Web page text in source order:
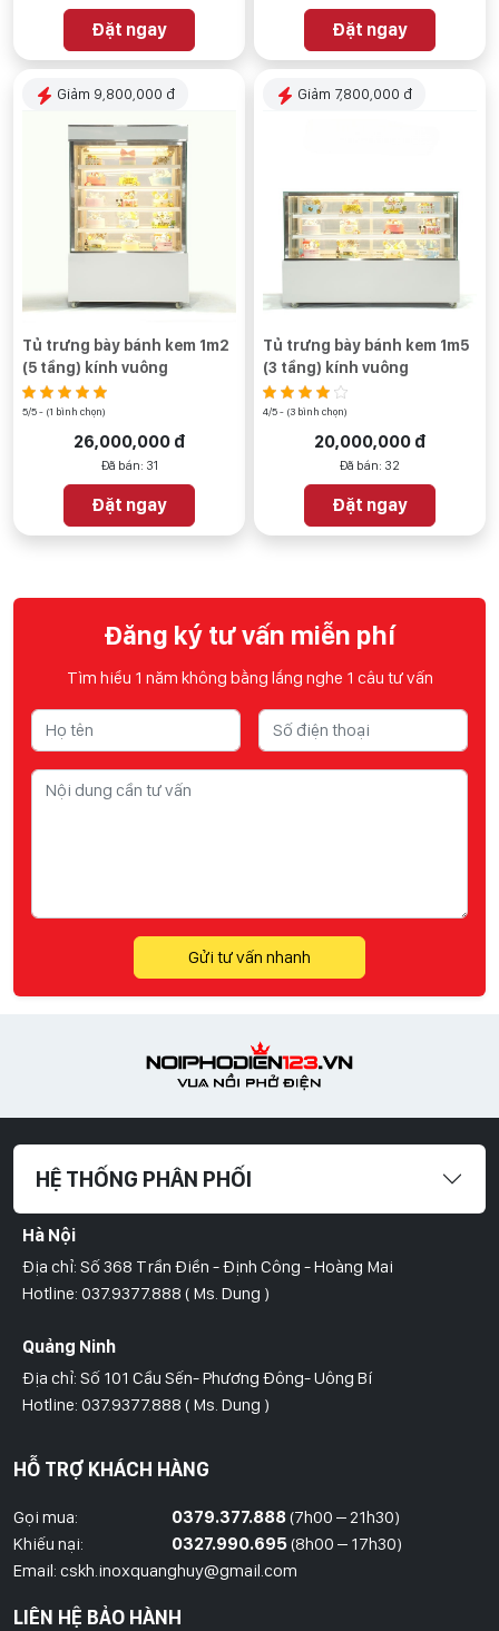
Đặt ngay Đặt ngay
Giảm 9,800,000 đ
Tủ trưng bày bánh kem 1m2
(5 tầng) kính vuông
5/5 - (1 bình chọn)
26,000,000 đ
Đã bán: 31
Đặt ngay
Giảm 7,800,000 đ
Tủ trưng bày bánh kem 1m5
(3 tầng) kính vuông
4/5 - (3 bình chọn)
20,000,000 đ
Đã bán: 32
Đặt ngay
Đăng ký tư vấn miễn phí
Tìm hiểu 1 năm không bằng lắng nghe 1 câu tư vấn
Gửi tư vấn nhanh
HỆ THỐNG PHÂN PHỐI
Hà Nội
Địa chỉ: Số 368 Trần Điền - Định Công - Hoàng Mai
Hotline: 037.9377.888 ( Ms. Dung )
Quảng Ninh
Địa chỉ: Số 101 Cầu Sến- Phương Đông- Uông Bí
Hotline: 037.9377.888 ( Ms. Dung )
Hồ Chí Minh
Hotline: 09786.01.388 ( Mr. Huy )
Thái Bình
Hotline: 037.9377.888 ( Ms. Dung )
HỖ TRỢ KHÁCH HÀNG
Gọi mua: 0379.377.888(7h00 – 21h30)
Khiếu nại:
0327.990.695(8h00 – 17h30)
Email: cskh.inoxquanghuy@gmail.com
LIÊN HỆ BẢO HÀNH